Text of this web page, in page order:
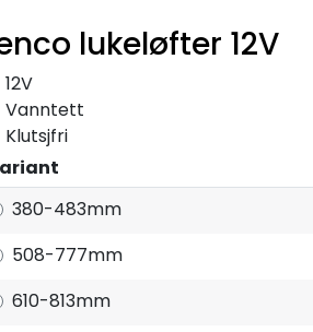
lukeløfter 12V
12V
Vanntett
Klutsjfri
380-483mm
508-777mm
610-813mm